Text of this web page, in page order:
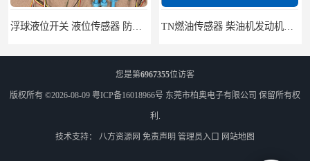
您是第6967355位访客
版权所有 ©2026-08-09 粤ICP备16018966号 东莞市柏奥电子有限公司 保留所有权
利.
技术支持： 八方资源网 免责声明 管理员入口 网站地图